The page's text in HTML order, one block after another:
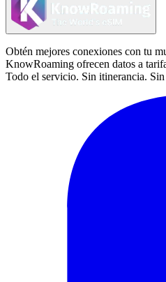
Obtén mejores conexiones con tu
KnowRoaming ofrecen datos a
Todo el servicio. Sin itinerancia. Sin